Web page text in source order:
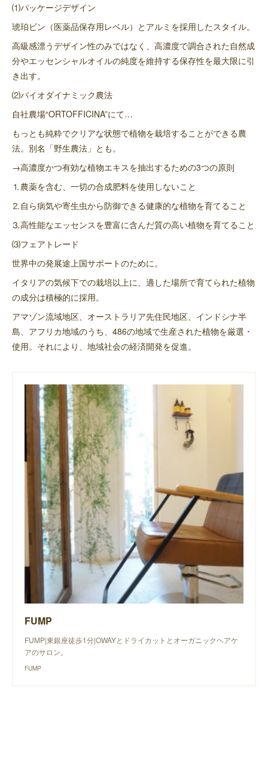
⑴パッケージデザイン
琥珀ビン（医薬品保存用レベル）とアルミを採用したスタイル。
高級感漂うデザイン性のみではなく、高濃度で調合された自然成
分やエッセンシャルオイルの純度を維持する保存性を最大限に引
き出す。
⑵バイオダイナミック農法
自社農場“ORTOFFICINA”にて…
もっとも純粋でクリアな状態で植物を栽培することができる農
法。別名「野生農法」とも。
→高濃度かつ有効な植物エキスを抽出するための3つの原則
⒈農薬を含む、一切の合成肥料を使用しないこと
⒉自ら病気や寄生虫から防御できる健康的な植物を育てること
⒊高性能なエッセンスを豊富に含んだ質の高い植物を育てること
⑶フェアトレード
世界中の発展途上国サポートのために。
イタリアの気候下での栽培以上に、適した場所で育てられた植物
の成分は積極的に採用。
アマゾン流域地区、オーストラリア先住民地区、インドシナ半
島、アフリカ地域のうち、486の地域で生産された植物を厳選・
使用。それにより、地域社会の経済開発を促進。
FUMP
FUMP|東銀座徒歩1分|OWAYとドライカットとオーガニックヘアケ
アのサロン。
FUMP